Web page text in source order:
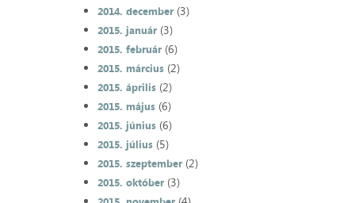
2014. december(3)
2015. január(3)
2015. február(6)
2015. március(2)
2015. április(2)
2015. május(6)
2015. június(6)
2015. július(5)
2015. szeptember(2)
2015. október(3)